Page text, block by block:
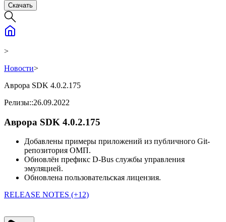
Скачать
>
Новости>
Аврора SDK 4.0.2.175
Релизы::26.09.2022
Аврора SDK 4.0.2.175
Добавлены примеры приложений из публичного Git-
репозитория ОМП.
Обновлён префикс D-Bus службы управления
эмуляцией.
Обновлена пользовательская лицензия.
RELEASE NOTES (+12)